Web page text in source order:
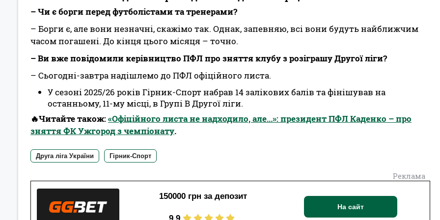
– Чи є борги перед футболістами та тренерами?
– Борги є, але вони незначні, скажімо так. Однак, запевняю, всі вони будуть найближчим
часом погашені. До кінця цього місяця – точно.
– Ви вже повідомили керівництво ПФЛ про зняття клубу з розіграшу Другої ліги?
– Сьогодні-завтра надішлемо до ПФЛ офіційного листа.
У сезоні 2025/26 років Гірник-Спорт набрав 14 залікових балів та фінішував на
останньому, 11-му місці, в Групі В Другої ліги.
🔥Читайте також:«Офіційного листа не надходило, але...»: президент ПФЛ Каденко – про
зняття ФК Ужгород з чемпіонату.
Друга ліга України Гірник-Спорт
Реклама
150000 грн за депозит
На сайт